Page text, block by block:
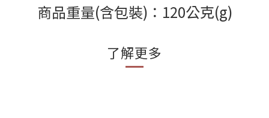
商品重量(含包裝)：120公克(g)
了解更多